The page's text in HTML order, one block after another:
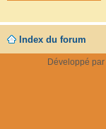
Index du forum
Développé par